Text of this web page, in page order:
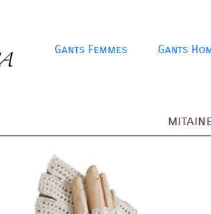
Gants Femmes Gants